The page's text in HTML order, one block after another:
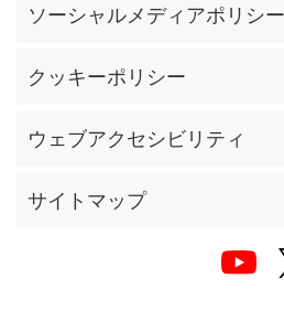
ソーシャルメディアポリシー
クッキーポリシー
ウェブアクセシビリティ
サイトマップ